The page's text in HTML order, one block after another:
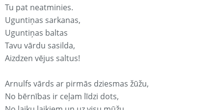
Tu pat neatminies.
Uguntiņas sarkanas,
Uguntiņas baltas
Tavu vārdu sasilda,
Aizdzen vējus saltus!
Arnulfs vārds ar pirmās dziesmas žūžu,
No bērnības ir ceļam līdzi dots,